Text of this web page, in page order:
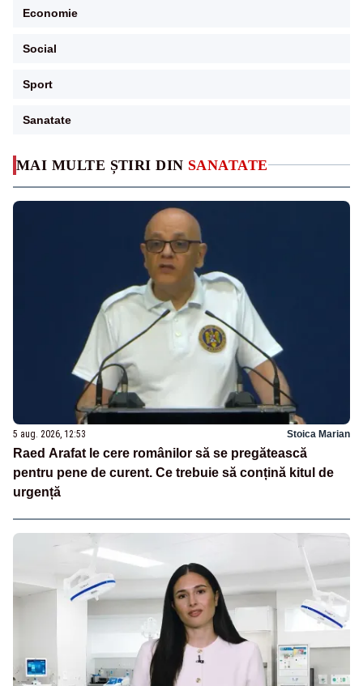
MAI MULTE ȘTIRI DIN SANATATE
5 aug. 2026, 12:53 Stoica Marian
Raed Arafat le cere românilor să se pregătească
pentru pene de curent. Ce trebuie să conțină kitul de
urgență
Economie
Social
Sport
Sanatate